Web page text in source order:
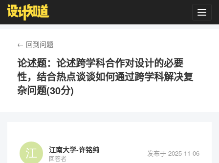
← 回到问题
论述题：论述跨学科合作对设计的必要
性，结合热点谈谈如何通过跨学科解决复
杂问题(30分)
江南大学-许铭纯
回答者
发布于 2025-11-06